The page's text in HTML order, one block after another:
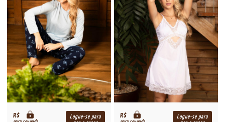
R$
Logue-se para
R$
Logue-se para